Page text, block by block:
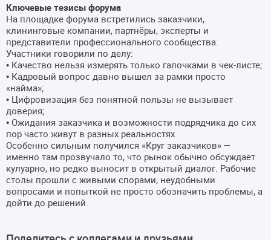
Ключевые тезисы форума
На площадке форума встретились заказчики,
клининговые компании, партнёры, эксперты и
представители профессионального сообщества.
Участники говорили по делу:
• Качество нельзя измерять только галочками в чек-листе;
• Кадровый вопрос давно вышел за рамки просто
«найма»;
• Цифровизация без понятной пользы не вызывает
доверия;
• Ожидания заказчика и возможности подрядчика до сих
пор часто живут в разных реальностях.
Особенно сильным получился «Круг заказчиков» —
именно там прозвучало то, что рынок обычно обсуждает
кулуарно, но редко выносит в открытый диалог. Рабочие
столы прошли с живыми спорами, неудобными
вопросами и попыткой не просто обозначить проблемы, а
дойти до решений.